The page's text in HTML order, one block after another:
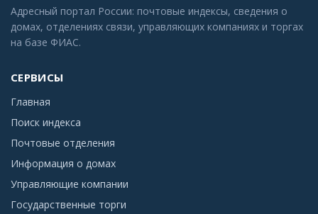
Адресный портал России: почтовые индексы, сведения о
домах, отделениях связи, управляющих компаниях и торгах
на базе ФИАС.
СЕРВИСЫ
Главная
Поиск индекса
Почтовые отделения
Информация о домах
Управляющие компании
Государственные торги